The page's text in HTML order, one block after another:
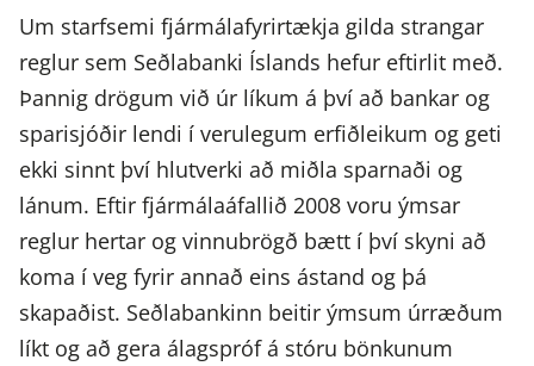
Um starfsemi fjármálafyrirtækja gilda strangar
reglur sem Seðlabanki Íslands hefur eftirlit með.
Þannig drögum við úr líkum á því að bankar og
sparisjóðir lendi í verulegum erfiðleikum og geti
ekki sinnt því hlutverki að miðla sparnaði og
lánum. Eftir fjármálaáfallið 2008 voru ýmsar
reglur hertar og vinnubrögð bætt í því skyni að
koma í veg fyrir annað eins ástand og þá
skapaðist. Seðlabankinn beitir ýmsum úrræðum
líkt og að gera álagspróf á stóru bönkunum